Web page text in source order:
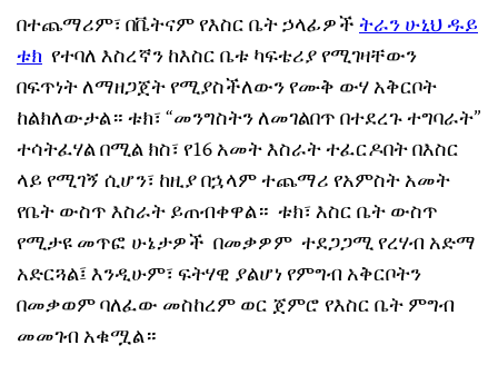
በተጨማሪም፣ በቬትናም የእስር ቤት ኃላፊዎችትራን ሁኒህ ዱይ
ቱክ የተባለ እስረኛን ከእስር ቤቱ ካፍቴሪያ የሚገዛቸውን
በፍጥነት ለማዘጋጀት የሚያስችለውን የሙቅ ውሃ አቅርቦት
ከልክለውታል። ቱክ፣ “መንግስትን ለመገልበጥ በተደረጉ ተግባራት”
ተሳትፈሃል በሚል ክስ፣ የ16 አመት እስራት ተፈርዶበት በእስር
ላይ የሚገኝ ሲሆን፣ ከዚያ በኋላም ተጨማሪ የአምስት አመት
የቤት ውስጥ እስራት ይጠብቀዋል። ቱክ፣ እስር ቤት ውስጥ
የሚታዩ መጥፎ ሁኔታዎች በመቃዎም ተደጋጋሚ የረሃብ አድማ
አድርጓል፤ እንዲሁም፣ ፍትሃዊ ያልሆነ የምግብ አቅርቦትን
በመቃወም ባለፈው መስከረም ወር ጀምሮ የእስር ቤት ምግብ
መመገብ አቁሟል።